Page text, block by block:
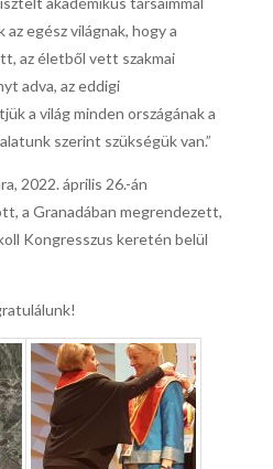
egész világnak, hogy a
az életből vett szakmai
adva, az eddigi
a világ minden országának a
szerint szükségük van.”
2022. április 26.-án
a Granadában megrendezett,
Kongresszus keretén belül